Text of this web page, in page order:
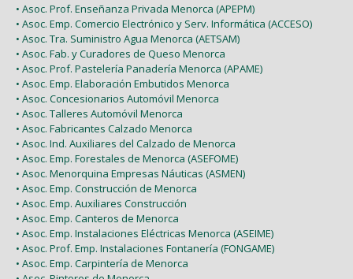
• Asoc. Prof. Enseñanza Privada Menorca (APEPM)
• Asoc. Emp. Comercio Electrónico y Serv. Informática (ACCESO)
• Asoc. Tra. Suministro Agua Menorca (AETSAM)
• Asoc. Fab. y Curadores de Queso Menorca
• Asoc. Prof. Pastelería Panadería Menorca (APAME)
• Asoc. Emp. Elaboración Embutidos Menorca
• Asoc. Concesionarios Automóvil Menorca
• Asoc. Talleres Automóvil Menorca
• Asoc. Fabricantes Calzado Menorca
• Asoc. Ind. Auxiliares del Calzado de Menorca
• Asoc. Emp. Forestales de Menorca (ASEFOME)
• Asoc. Menorquina Empresas Náuticas (ASMEN)
• Asoc. Emp. Construcción de Menorca
• Asoc. Emp. Auxiliares Construcción
• Asoc. Emp. Canteros de Menorca
• Asoc. Emp. Instalaciones Eléctricas Menorca (ASEIME)
• Asoc. Prof. Emp. Instalaciones Fontanería (FONGAME)
• Asoc. Emp. Carpintería de Menorca